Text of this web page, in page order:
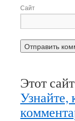
Сайт
Этот
Узнайте,